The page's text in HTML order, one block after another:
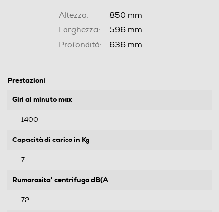
Altezza:
850 mm
Larghezza:
596 mm
Profondità:
636 mm
Prestazioni
Giri al minuto max
1400
Capacità di carico in Kg
7
Rumorosita' centrifuga dB(A
72